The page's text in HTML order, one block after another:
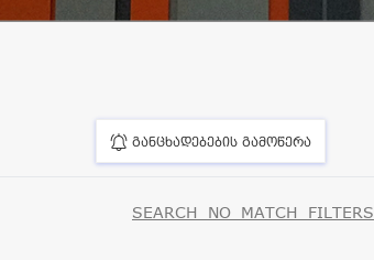
განცხადებების გამოწერა
SEARCH_NO_MATCH_FILTERS